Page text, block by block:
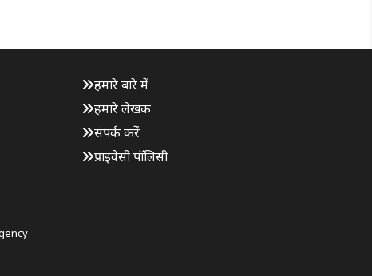
हमारे बारे में
हमारे लेखक
संपर्क करें
प्राइवेसी पॉलिसी